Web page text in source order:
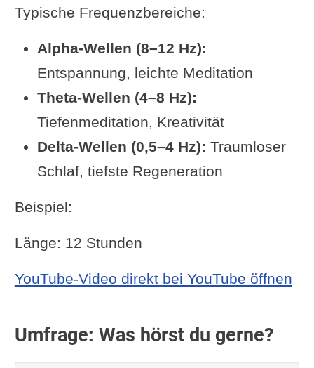
Typische Frequenzbereiche:
Alpha-Wellen (8–12 Hz):
Entspannung, leichte Meditation
Theta-Wellen (4–8 Hz):
Tiefenmeditation, Kreativität
Delta-Wellen (0,5–4 Hz): Traumloser
Schlaf, tiefste Regeneration
Beispiel:
Länge: 12 Stunden
YouTube-Video direkt bei YouTube öffnen
Umfrage: Was hörst du gerne?